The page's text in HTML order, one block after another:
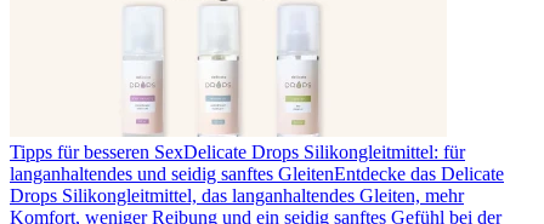
Tipps für besseren SexDelicate Drops Silikongleitmittel: für
langanhaltendes und seidig sanftes GleitenEntdecke das Delicate
Drops Silikongleitmittel, das langanhaltendes Gleiten, mehr
Komfort, weniger Reibung und ein seidig sanftes Gefühl bei der